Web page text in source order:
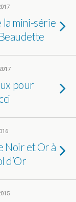
la mini-série
pour
Noir et Or à
d’Or